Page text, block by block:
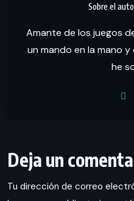
Amante de los juegos
un mando en la mano
he
Deja un
Tu dirección de correo